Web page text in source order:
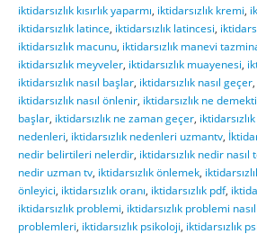
iktidarsızlık kısırlık yaparmı iktidarsızlık kremi
iktidarsızlık latince iktidarsızlık latincesi
iktidarsızlık macunu iktidarsızlık manevi
iktidarsızlık meyveler iktidarsızlık muayenesi
iktidarsızlık nasıl başlar iktidarsızlık nasıl geçer
iktidarsızlık nasıl önlenir iktidarsızlık ne
başlar iktidarsızlık ne zaman geçer
nedenleri iktidarsızlık nedenleri uzmantv
nedir belirtileri nelerdir iktidarsızlık nedir
nedir uzman tv iktidarsızlık önlemek
önleyici iktidarsızlık oranı iktidarsızlık pdf,
iktidarsızlık problemi iktidarsızlık problemi
problemleri iktidarsızlık psikoloji iktidarsızlık